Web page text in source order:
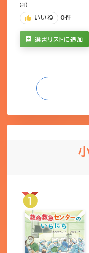
別）
いいね 0件
選書リストに追加